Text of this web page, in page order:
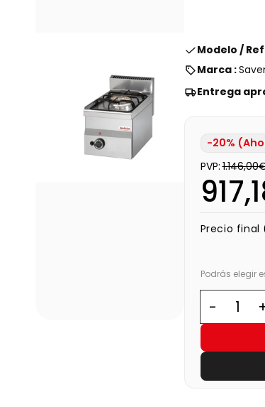
Modelo /
Marca :
Entrega
-20%
PVP:
Precio final
Podrás elegir